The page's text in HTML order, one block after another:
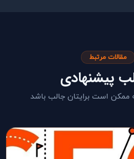
مقالات مرتبط
پیشنهادی
ممکن است برایتان جالب باشد